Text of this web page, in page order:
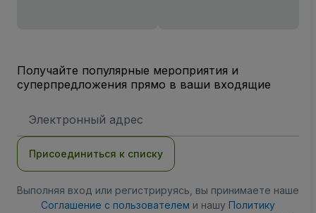
Получайте популярные мероприятия и
суперпредложения прямо в ваши входящие
электронной
Присоединиться к списку
Выполняя вход или регистрируясь, вы принимаете наше
Соглашение с пользователем и нашу Политику